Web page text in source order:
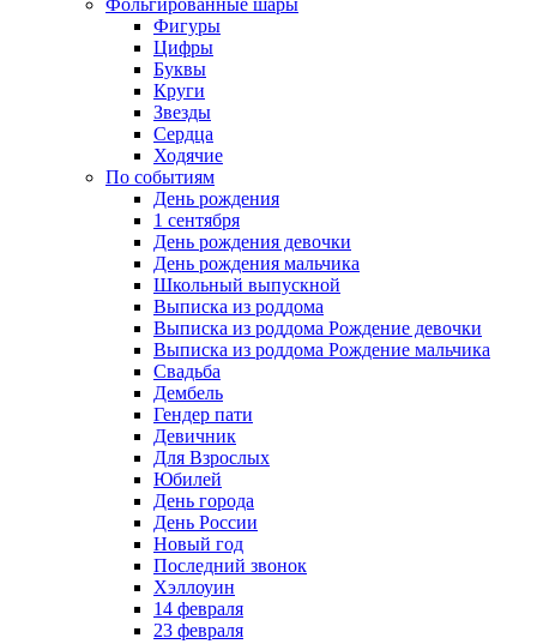
Фольгированные шары
Фигуры
Цифры
Буквы
Круги
Звезды
Сердца
Ходячие
По событиям
День рождения
1 сентября
День рождения девочки
День рождения мальчика
Школьный выпускной
Выписка из роддома
Выписка из роддома Рождение девочки
Выписка из роддома Рождение мальчика
Свадьба
Дембель
Гендер пати
Девичник
Для Взрослых
Юбилей
День города
День России
Новый год
Последний звонок
Хэллоуин
14 февраля
23 февраля